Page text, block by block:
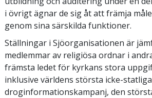
i övrigt ägnar de sig åt att främja
genom sina särskilda funktioner.
Ställningar i Sjöorganisationen är
medlemmar av religiösa ordnar i
främsta ledet för kyrkans stora
inklusive världens största icke-statliga
droginformationskampanj, den